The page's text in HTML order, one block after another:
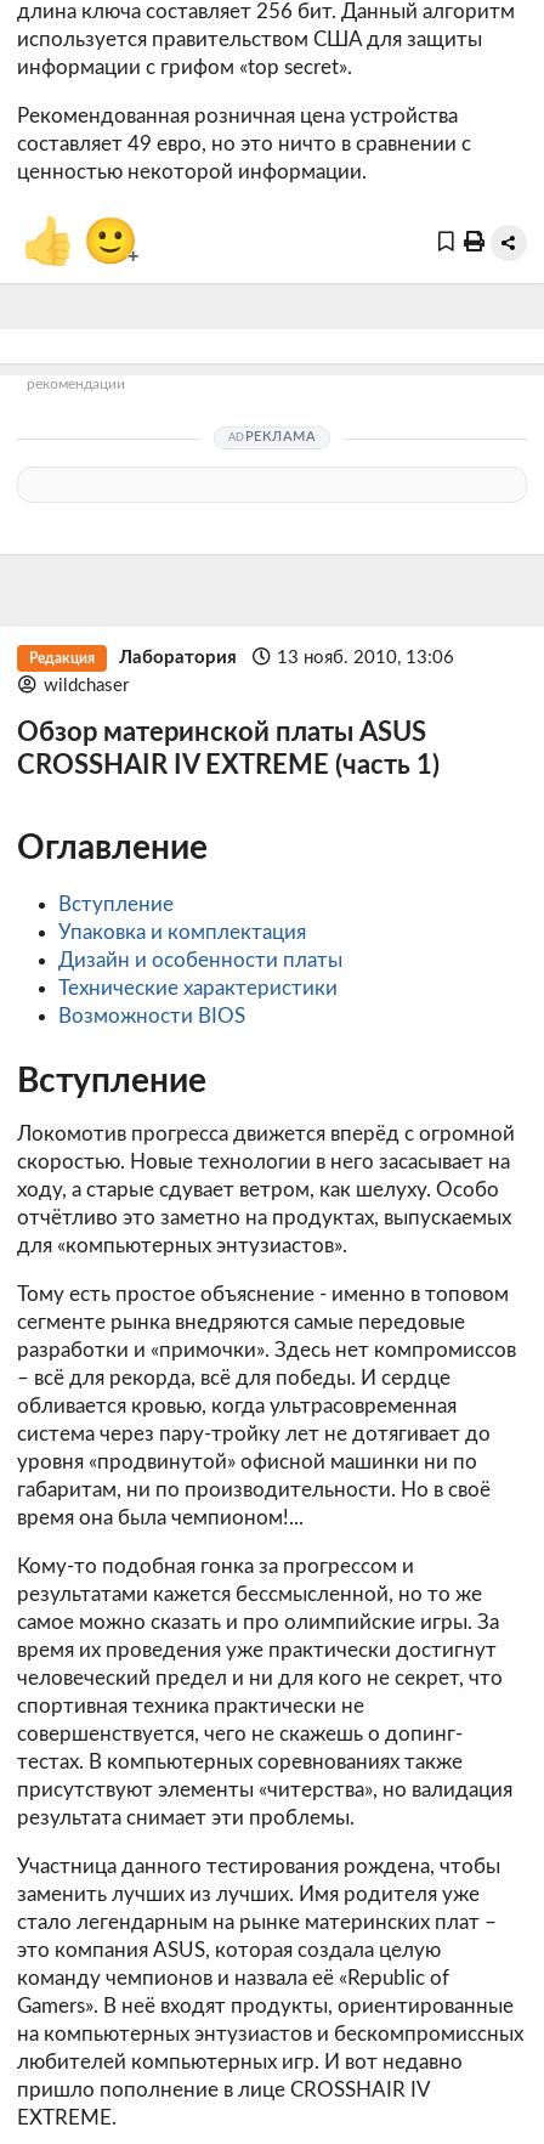
длина ключа составляет 256 бит. Данный алгоритм
используется правительством США для защиты
информации с грифом «top secret».
Рекомендованная розничная цена устройства
составляет 49 евро, но это ничто в сравнении с
ценностью некоторой информации.
👍 🙂+
рекомендации
РЕКЛАМА
Редакция Лаборатория
13 нояб. 2010, 13:06
wildchaser
Обзор материнской платы ASUS
CROSSHAIR IV EXTREME (часть 1)
Оглавление
Вступление
Упаковка и комплектация
Дизайн и особенности платы
Технические характеристики
Возможности BIOS
Вступление
Локомотив прогресса движется вперёд с огромной
скоростью. Новые технологии в него засасывает на
ходу, а старые сдувает ветром, как шелуху. Особо
отчётливо это заметно на продуктах, выпускаемых
для «компьютерных энтузиастов».
Тому есть простое объяснение - именно в топовом
сегменте рынка внедряются самые передовые
разработки и «примочки». Здесь нет компромиссов
– всё для рекорда, всё для победы. И сердце
обливается кровью, когда ультрасовременная
система через пару-тройку лет не дотягивает до
уровня «продвинутой» офисной машинки ни по
габаритам, ни по производительности. Но в своё
время она была чемпионом!...
Кому-то подобная гонка за прогрессом и
результатами кажется бессмысленной, но то же
самое можно сказать и про олимпийские игры. За
время их проведения уже практически достигнут
человеческий предел и ни для кого не секрет, что
спортивная техника практически не
совершенствуется, чего не скажешь о допинг-
тестах. В компьютерных соревнованиях также
присутствуют элементы «читерства», но валидация
результата снимает эти проблемы.
Участница данного тестирования рождена, чтобы
заменить лучших из лучших. Имя родителя уже
стало легендарным на рынке материнских плат –
это компания ASUS, которая создала целую
команду чемпионов и назвала её «Republic of
Gamers». В неё входят продукты, ориентированные
на компьютерных энтузиастов и бескомпромиссных
любителей компьютерных игр. И вот недавно
пришло пополнение в лице CROSSHAIR IV
EXTREME.